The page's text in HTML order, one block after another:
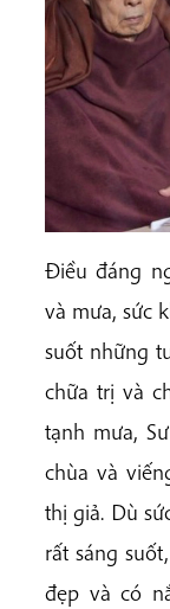
Điều đáng
và mưa, sức
suốt những
chữa trị và
tạnh mưa,
chùa và
thị giả. Dù
rất sáng
đẹp và có